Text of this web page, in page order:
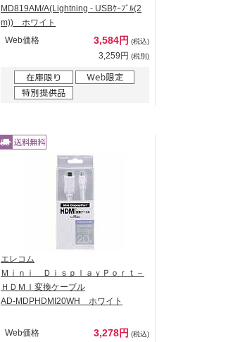
MD819AM/A(Lightning - USBｹｰﾌﾞﾙ(2
m)) ホワイト
Web価格
3,584円 (税込)
3,259円 (税別)
エレコム
Ｍｉｎｉ ＤｉｓｐｌａｙＰｏｒｔ－
ＨＤＭＩ変換ケーブル
AD-MDPHDMI20WH ホワイト
Web価格 3,278円 (税込)